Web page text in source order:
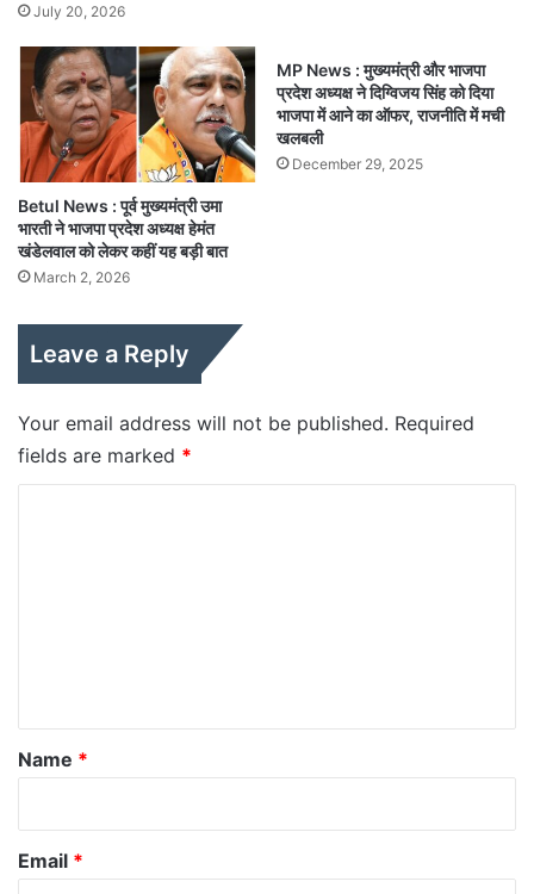
July 20, 2026
Betul News : पूर्व मुख्यमंत्री उमा
भारती ने भाजपा प्रदेश अध्यक्ष हेमंत
खंडेलवाल को लेकर कहीं यह बड़ी बात
March 2, 2026
MP News : मुख्यमंत्री और भाजपा
प्रदेश अध्यक्ष ने दिग्विजय सिंह को दिया
भाजपा में आने का ऑफर, राजनीति में मची
खलबली
December 29, 2025
Leave a Reply
Your email address will not be published. Required
fields are marked *
*
Name *
Email *